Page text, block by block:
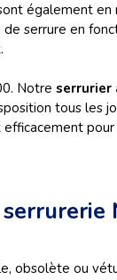
également
serrure en
Notre serrurier
tous les
obsolète ou